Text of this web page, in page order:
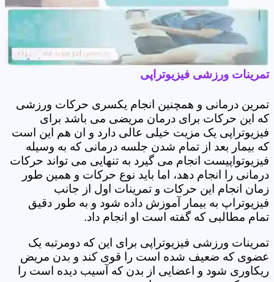
تمرینات ورزشی فیزیوتراپی
تمرین درمانی و همچنین انجام یکسری حرکات ورزشی
که این حرکات برای درمان مریضی می باشد برای
فیزیوتراپی یک مزیت خیلی عالی دارد و ان هم این است
که بیمار بعد از تمام شدن جلسه درمانی که به وسیله
فیزیوتواپیست انجام می گیرد به تنهایی می تواند حرکات
درمانی را انجام دهد، اما باید نوع حرکات و همین طور
زمان انجام این حرکات و تمرینات اول از جانب
فیزیوتراپ به بیمار آموزش داده شود و به طور دقیق
تمام مطالبی که گفته است او انجام داد.
تمرینات ورزشی فیزیوتراپی برای این که دومرتبه یک
عضوی که ضعیف شده است را قوی کند و بدن مریض
ریکاوری شود و اعضایی از بدن که آسیب دیده است را